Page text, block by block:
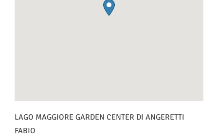
LAGO MAGGIORE GARDEN CENTER DI ANGERETTI
FABIO